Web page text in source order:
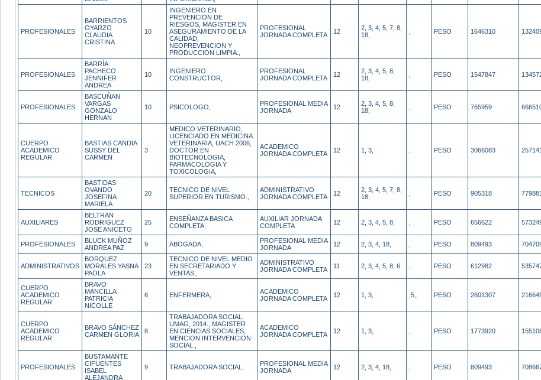
PROFESIONALES
BARRIENTOS
OYARZO
CLAUDIA
CRISTINA
10
INGENIERO EN
PREVENCION DE
RIESGOS, MAGISTER EN
ASEGURAMIENTO DE LA
CALIDAD,
NEOPREVENCION Y
PRODUCCION LIMPIA.,
PROFESIONAL
JORNADA COMPLETA
12
2, 3, 4, 5, 7, 8,
18,
PESO 1646310
PROFESIONALES
BARRÍA
PACHECO
JENNIFER
ANDREA
10
INGENIERO
CONSTRUCTOR,
PROFESIONAL
JORNADA COMPLETA
12
2, 3, 4, 5, 8,
18,
PESO 1547847
PROFESIONALES
BASCUÑAN
VARGAS
GONZALO
HERNAN
10 PSICOLOGO,
PROFESIONAL MEDIA
JORNADA
12
2, 3, 4, 5, 8,
18,
PESO 765959
CUERPO
ACADEMICO
REGULAR
BASTIAS CANDIA
SUSSY DEL
CARMEN
3
MEDICO VETERINARIO,
LICENCIADO EN MEDICINA
VETERINARIA, UACH 2006,
DOCTOR EN
BIOTECNOLOGIA,
FARMACOLOGIA Y
TOXICOLOGIA,
ACADEMICO
JORNADA COMPLETA
12 1, 3, PESO 3066083
TECNICOS
BASTIDAS
OVANDO
JOSEFINA
MARIELA
20
TECNICO DE NIVEL
SUPERIOR EN TURISMO.,
ADMINISTRATIVO
JORNADA COMPLETA
12
2, 3, 4, 5, 7, 8,
18,
PESO 905318 779881
AUXILIARES
BELTRAN
RODRIGUEZ
JOSE ANICETO
25
ENSEÑANZA BASICA
COMPLETA,
AUXILIAR JORNADA
COMPLETA
12 2, 3, 4, 5, 8, PESO 656622
PROFESIONALES
BLUCK MUÑOZ
ANDREA PAZ
9 ABOGADA,
PROFESIONAL MEDIA
JORNADA
12 2, 3, 4, 18, PESO 809493
ADMINISTRATIVOS
BORQUEZ
MORALES YASNA
PAOLA
23
TECNICO DE NIVEL MEDIO
EN SECRETARIADO Y
VENTAS.,
ADMINISTRATIVO
JORNADA COMPLETA
11 2, 3, 4, 5, 8, 6 PESO 612982
CUERPO
ACADEMICO
REGULAR
BRAVO
MANCILLA
PATRICIA
NICOLLE
6 ENFERMERA,
ACADEMICO
JORNADA COMPLETA
12 1, 3, ,5,, PESO 2601307
CUERPO
ACADEMICO
REGULAR
BRAVO SÁNCHEZ
CARMEN GLORIA
8
TRABAJADORA SOCIAL,
UMAG, 2014., MAGISTER
EN CIENCIAS SOCIALES,
MENCION INTERVENCION
SOCIAL.,
ACADEMICO
JORNADA COMPLETA
12 1, 3, PESO 1773920
PROFESIONALES
BUSTAMANTE
CIFUENTES
ISABEL
ALEJANDRA
9 TRABAJADORA SOCIAL,
PROFESIONAL MEDIA
JORNADA
12 2, 3, 4, 18, PESO 809493